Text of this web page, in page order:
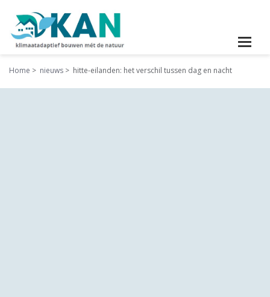
Home nieuws hitte-eilanden: het verschil tussen dag en nacht